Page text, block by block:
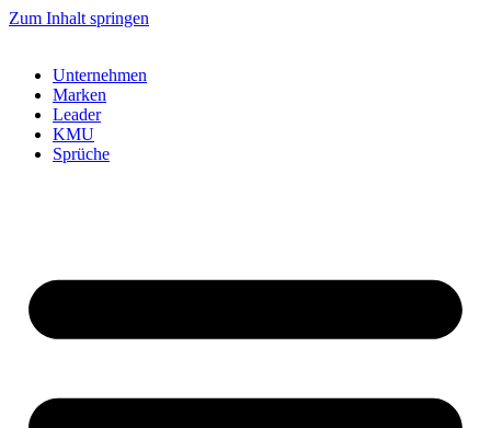
Zum Inhalt springen
Unternehmen
Marken
Leader
KMU
Sprüche